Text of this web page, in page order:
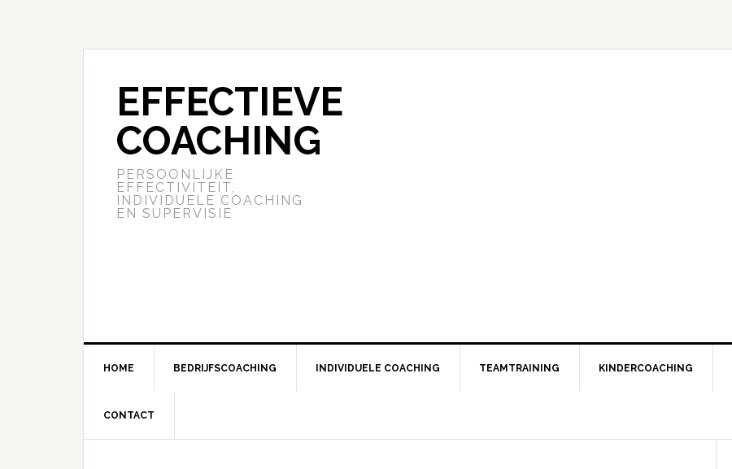
EFFECTIEVE
COACHING
PERSOONLIJKE
EFFECTIVITEIT,
INDIVIDUELE COACHING
EN SUPERVISIE
HOME BEDRIJFSCOACHING INDIVIDUELE COACHING TEAMTRAINING KINDERCOACHING
CONTACT